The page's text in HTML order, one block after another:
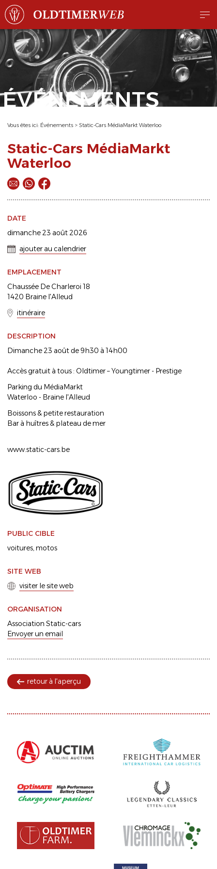
ÉVÉNEMENTS
Vous êtes ici: Événements > Static-Cars MédiaMarkt Waterloo
Static-Cars MédiaMarkt
Waterloo
DATE
dimanche 23 août 2026
ajouter au calendrier
EMPLACEMENT
Chaussée De Charleroi 18
1420 Braine l'Alleud
itinéraire
DESCRIPTION
Dimanche 23 août de 9h30 à 14h00
Accès gratuit à tous : Oldtimer – Youngtimer - Prestige
Parking du MédiaMarkt
Waterloo - Braine l'Alleud
Boissons & petite restauration
Bar à huîtres & plateau de mer
www.static-cars.be
PUBLIC CIBLE
voitures motos
SITE WEB
visiter le site web
ORGANISATION
Association Static-cars
Envoyer un email
retour à l'aperçu